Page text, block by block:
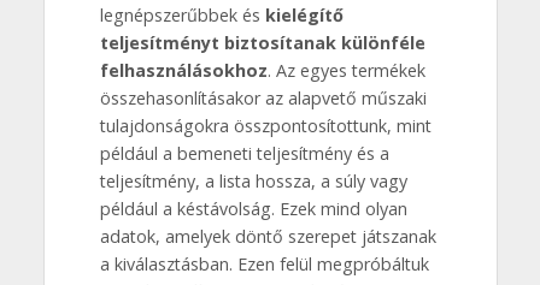
legnépszerűbbek és kielégítő
teljesítményt biztosítanak különféle
felhasználásokhoz. Az egyes termékek
összehasonlításakor az alapvető műszaki
tulajdonságokra összpontosítottunk, mint
például a bemeneti teljesítmény és a
teljesítmény, a lista hossza, a súly vagy
például a késtávolság. Ezek mind olyan
adatok, amelyek döntő szerepet játszanak
a kiválasztásban. Ezen felül megpróbáltuk